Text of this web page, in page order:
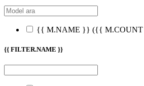
{{ M.NAME }} ({{
{{ FILTER.NAME }}